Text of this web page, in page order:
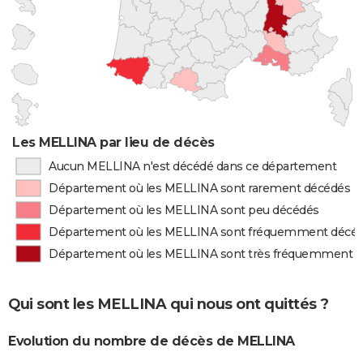
Les MELLINA par lieu de décès
Aucun MELLINA n'est décédé dans ce département
Département où les MELLINA sont rarement décédés
Département où les MELLINA sont peu décédés
Département où les MELLINA sont fréquemment
Département où les MELLINA sont très fréquemment
Qui sont les MELLINA qui nous ont quittés ?
Evolution du nombre de décès de MELLINA